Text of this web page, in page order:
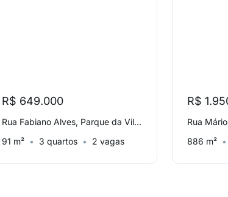
R$ 649.000
Rua Fabiano Alves, Parque da Vila Prudente
91 m²
3 quartos 2 vagas
R$
886 m²